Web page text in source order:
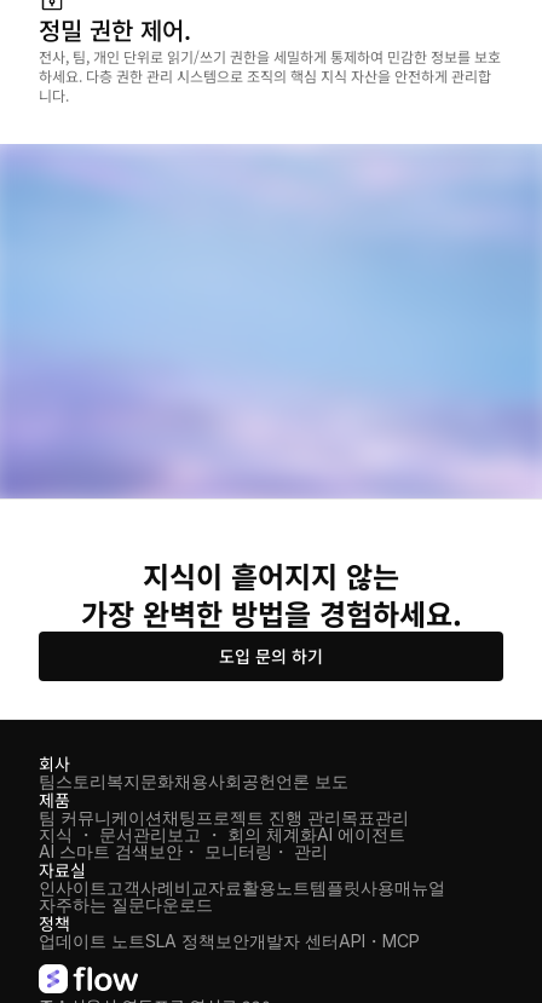
정밀 권한 제어.
전사, 팀, 개인 단위로 읽기/쓰기 권한을 세밀하게 통제하여 민감한 정보를 보호
하세요. 다층 권한 관리 시스템으로 조직의 핵심 지식 자산을 안전하게 관리합
니다.
지식이 흩어지지 않는
가장 완벽한 방법을 경험하세요.
도입 문의 하기
회사
팀스토리복지문화채용사회공헌언론 보도
제품
팀 커뮤니케이션채팅 프로젝트 진행 관리목표관리
지식 ・ 문서관리 보고 ・ 회의 체계화
AI 스마트 검색
AI 에이전트
보안・ 모니터링・ 관리
자료실
인사이트 고객사례비교자료활용노트템플릿사용매뉴얼
자주하는 질문다운로드
정책
업데이트 노트SLA 정책 보안개발자 센터API・MCP